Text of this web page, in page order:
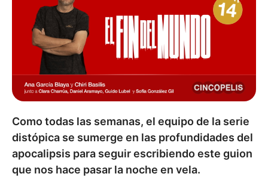
Como todas las semanas, el equipo de la serie
distópica se sumerge en las profundidades del
apocalipsis para seguir escribiendo este guion
que nos hace pasar la noche en vela.